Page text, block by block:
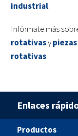
industrial.
Infórmate más
rotativasy
rotativas.
Enlaces
Productos